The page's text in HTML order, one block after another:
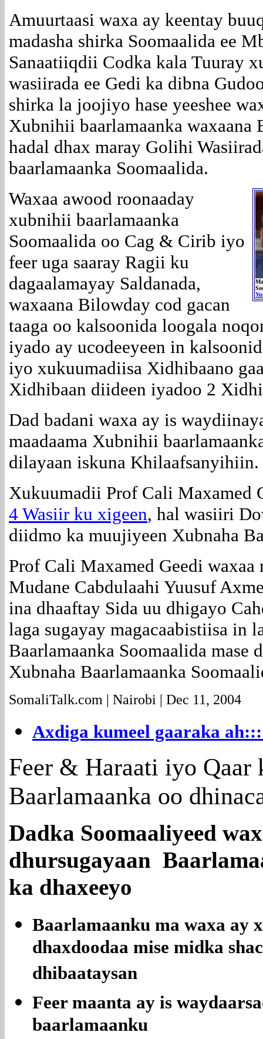
Amuurtaasi waxa ay keentay
madasha shirka Soomaalida ee
Sanaatiiqdii Codka kala Tuuray
wasiirada ee Gedi ka dibna
shirka la joojiyo hase yeeshee
Xubnihii baarlamaanka waxaana
hadal dhax maray Golihi
baarlamaanka Soomaalida.
Waxaa awood roonaaday
xubnihii baarlamaanka
Soomaalida oo Cag & Cirib iyo
feer uga saaray Ragii ku
dagaalamayay Saldanada,
waxaana Bilowday cod gacan
taaga oo kalsoonida loogala
iyado ay ucodeeyeen in
iyo xukuumadiisa Xidhibaano
Xidhibaan diideen iyadoo 2
Dad badani waxa ay is
maadaama Xubnihii
dilayaan iskuna Khilaafsanyihiin.
Xukuumadii Prof Cali Maxamed
4 Wasiir ku xigeen, hal wasiiri
diidmo ka muujiyeen Xubnaha
Prof Cali Maxamed Geedi waxaa
Mudane Cabdulaahi Yuusuf
ina dhaaftay Sida uu dhigayo
laga sugayay magacaabistiisa in
Baarlamaanka Soomaalida mase
Xubnaha Baarlamaanka
SomaliTalk.com | Nairobi | Dec 11, 2004
Axdiga kumeel gaaraka
Feer & Haraati iyo Qaar
Baarlamaanka oo
Dadka Soomaaliyeed
dhursugayaan
ka dhaxeeyo
Baarlamaanku ma waxa ay
dhaxdoodaa mise midka
dhibaataysan
Feer maanta ay is
baarlamaanku